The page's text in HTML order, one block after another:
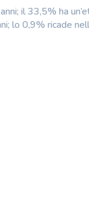
il 33,5% ha
lo 0,9% ricade